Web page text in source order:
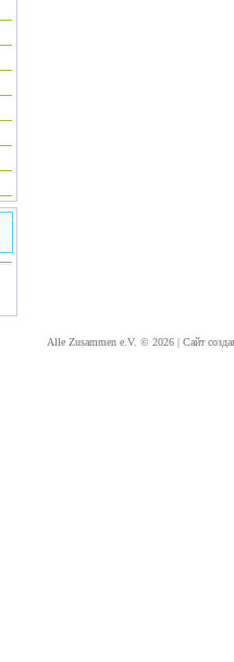
Alle Zusammen e.V. © 2026 | Сайт